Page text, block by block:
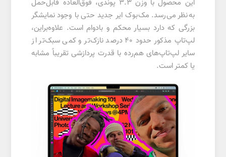
این محصول با وزن 3.3 پوندی، فوق‌العاده قابل‌حمل
به‌نظر می‌رسد. مک‌بوک ایر جدید حتی با وجود نمایشگر
بزرگی که دارد بسیار محکم و بادوام است. علاوه‌براین،
لپ‌تاپ مذکور حدود 40 درصد نازک‌تر و کمی سبک‌تر از
سایر لپ‌تاپ‌های هم‌رده با قدرت پردازشی تقریباً مشابه
یا کمتر است.